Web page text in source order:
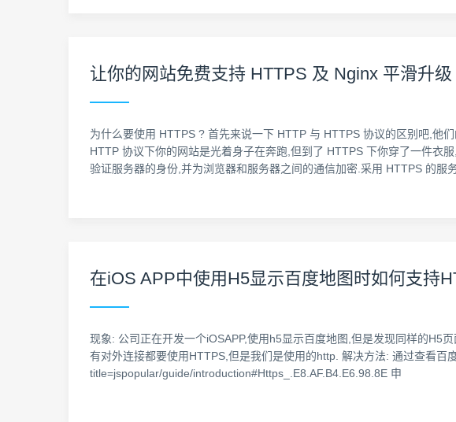
让你的网站免费支持 HTTPS 及 Nginx 平滑升级
为什么要使用 HTTPS ? 首先来说一下 HTTP 与 HTTPS 协议的区别吧,他
HTTP 协议下你的网站是光着身子在奔跑,但到了 HTTPS 下你穿了一件衣
验证服务器的身份,并为浏览器和服务器之间的通信加密.采用 HTTPS 的服
在iOS APP中使用H5显示百度地图时如何支持
现象: 公司正在开发一个iOSAPP,使用h5显示百度地图,但是发现同样的H5
有对外连接都要使用HTTPS,但是我们是使用的http. 解决方法: 通过查看
title=jspopular/guide/introduction#Https_.E8.AF.B4.E6.98.8E 申